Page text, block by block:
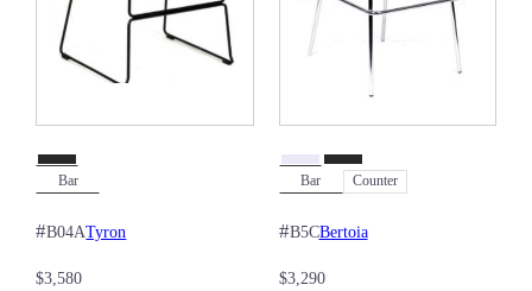
#B04ATyron
Bar
$3,580
#B5CBertoia
Bar Counter
$3,290